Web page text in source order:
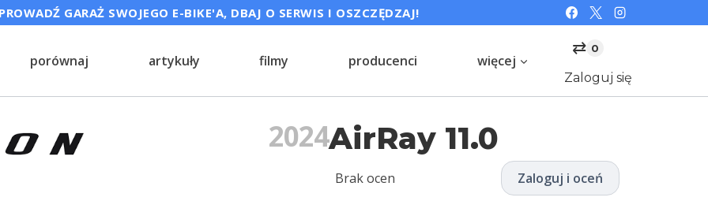
GARAŻ SWOJEGO E-BIKE'A, DBAJ O SERWIS I OSZCZĘDZAJ!
porównaj artykuły filmy producenci więcej
⇄ 0
Zaloguj się
2024AirRay 11.0
Brak ocen Zaloguj i oceń